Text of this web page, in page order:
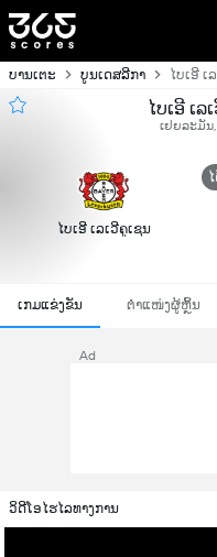
ບານເຕະ ບູນເດສລີກາ ໄບເອີ ເ
ໄບເອີ ເລ
ເຢຍລະມັນ,
ໄບເອີ ເລເວີຄູເຊນ
ເກມແຂ່ງຂັນ ຕຳແໜ່ງຜູ້ຫຼິ້ນ
Ad
ວິດີໂອໄຮໄລທາງການ